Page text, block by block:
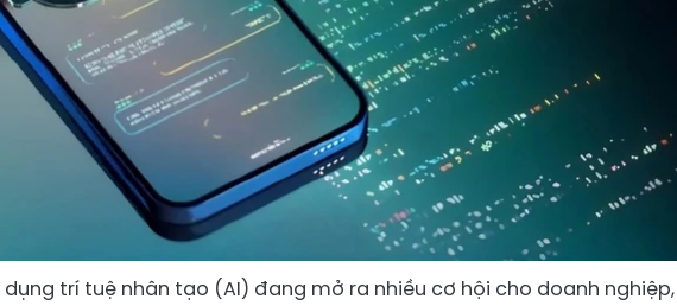
dụng trí tuệ nhân tạo (AI) đang mở ra nhiều cơ hội cho doanh nghiệp,